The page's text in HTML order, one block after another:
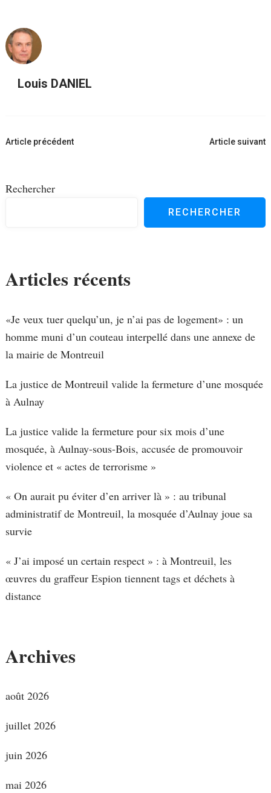
Louis DANIEL
Navigation
Article précédent Article suivant
Rechercher
RECHERCHER
Articles récents
«Je veux tuer quelqu’un, je n’ai pas de logement» : un
homme muni d’un couteau interpellé dans une annexe de
la mairie de Montreuil
La justice de Montreuil valide la fermeture d’une mosquée
à Aulnay
La justice valide la fermeture pour six mois d’une
mosquée, à Aulnay-sous-Bois, accusée de promouvoir
violence et « actes de terrorisme »
« On aurait pu éviter d’en arriver là » : au tribunal
administratif de Montreuil, la mosquée d’Aulnay joue sa
survie
« J’ai imposé un certain respect » : à Montreuil, les
œuvres du graffeur Espion tiennent tags et déchets à
distance
Archives
août 2026
juillet 2026
juin 2026
mai 2026